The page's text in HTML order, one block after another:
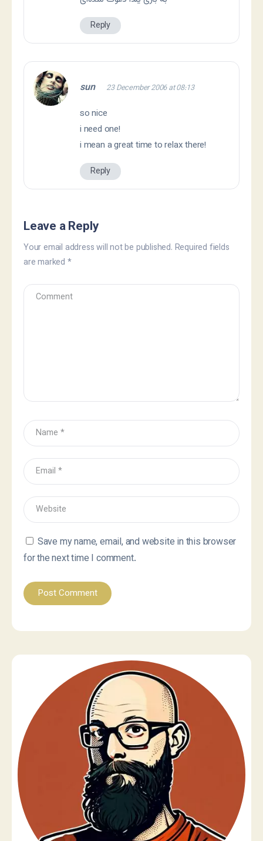
Reply
sun 23 December 2006 at 08:13
so nice
i need one!
i mean a great time to relax there!
Reply
Leave a Reply
Your email address will not be published. Required fields
are marked *
Save my name, email, and website in this browser
for the next time I comment.